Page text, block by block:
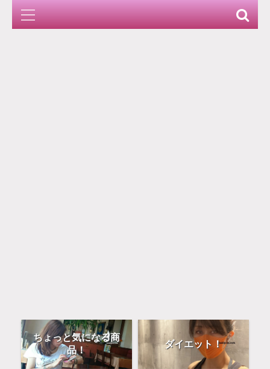
ちょっと気になる商
品！
ダイエット！